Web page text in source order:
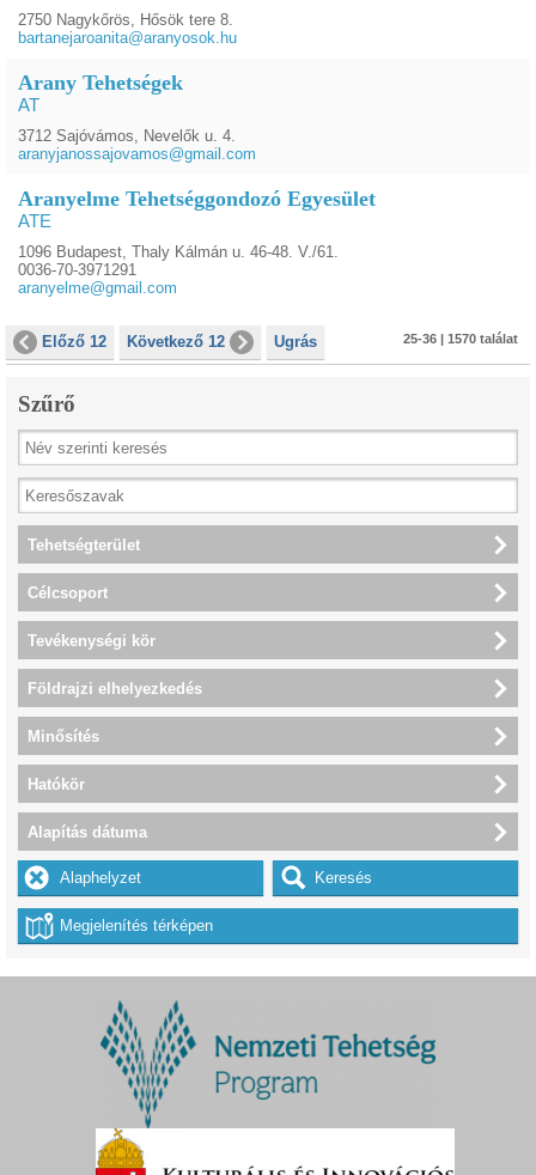
2750 Nagykőrös, Hősök tere 8.
bartanejaroanita@aranyosok.hu
Arany Tehetségek
AT
3712 Sajóvámos, Nevelők u. 4.
aranyjanossajovamos@gmail.com
Aranyelme Tehetséggondozó Egyesület
ATE
1096 Budapest, Thaly Kálmán u. 46-48. V./61.
0036-70-3971291
aranyelme@gmail.com
Előző 12 Következő 12 Ugrás 25-36 | 1570 találat
Szűrő
Tehetségterület
Célcsoport
Tevékenységi kör
Földrajzi elhelyezkedés
Minősítés
Hatókör
Alapítás dátuma